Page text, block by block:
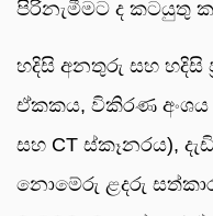
පිරිනැමීමට ද කටයුතු
හදිසි අනතුරු සහ හදිසි
ඒකකය, විකිරණ අංශය
සහ CT ස්කෑනරය),
නොමේරු ළදරු